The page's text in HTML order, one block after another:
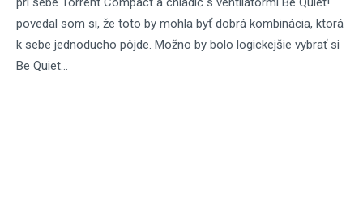
povedal som si, že toto by mohla byť dobrá kombinácia, ktorá
k sebe jednoducho pôjde. Možno by bolo logickejšie vybrať si
Be Quiet...